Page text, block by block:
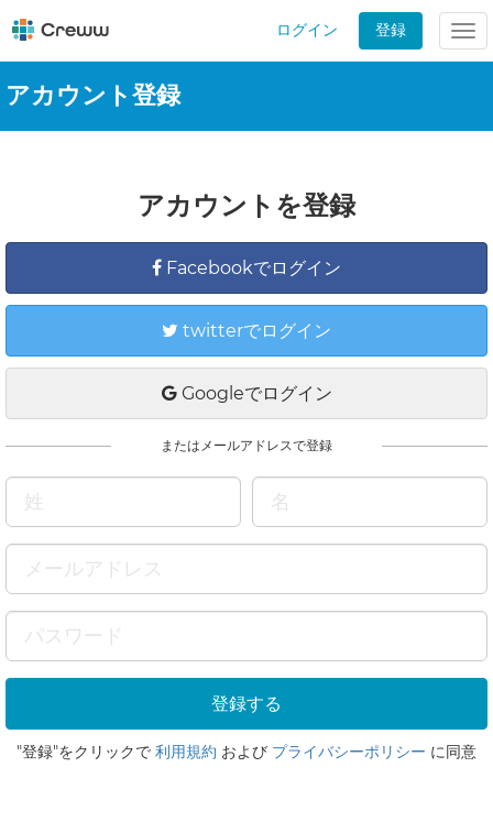
ログイン 登録
アカウント登録
アカウントを登録
Facebookでログイン
twitterでログイン
Googleでログイン
またはメールアドレスで登録
"登録"をクリックで 利用規約 および プライバシーポリシー に同意